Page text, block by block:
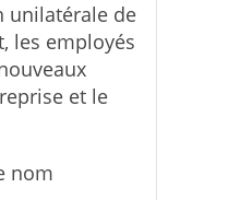
unilatérale de
les employés
et le
nom